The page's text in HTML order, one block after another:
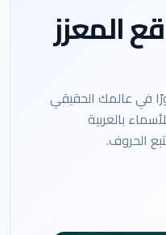
المعزز
متحركًا و13 ديناصورًا في عالمك الحقيقي
بالعربية
الحروف.